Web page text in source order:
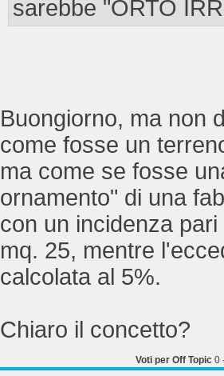
sarebbe "ORTO
Buongiorno, ma non
come fosse un
ma come se fosse
ornamento" di una
con un incidenza
mq. 25, mentre
calcolata al 5%.
Chiaro il concetto?
Voti per Off Topic 0